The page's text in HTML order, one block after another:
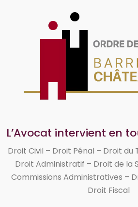
L’Avocat intervient en
Droit Civil – Droit Pénal – Droit du
Droit Administratif – Droit de la
Commissions Administratives –
Droit Fiscal